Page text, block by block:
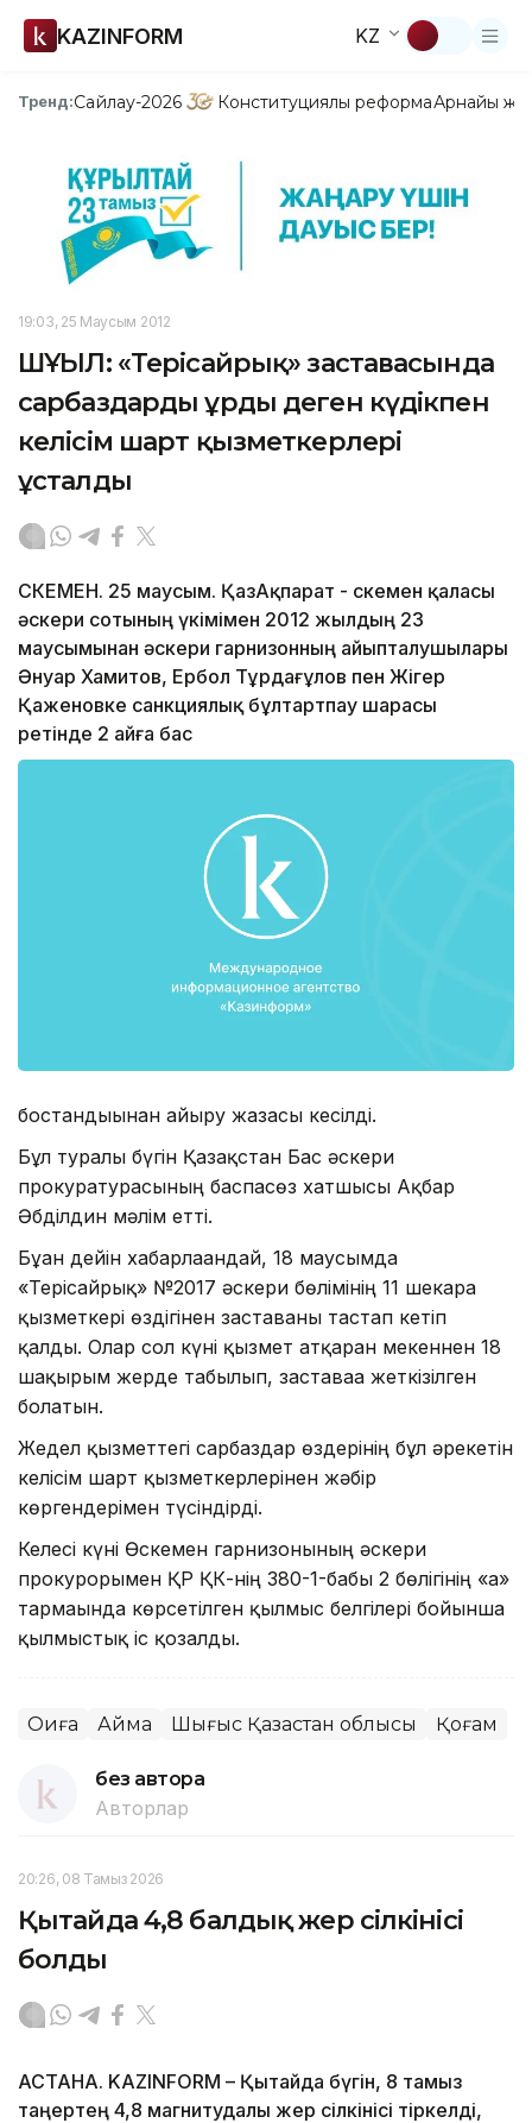
KAZINFORM KZ
Тренд:Сайлау-2026 Конституциялық реформаАрнайы
19:03, 25 Маусым 2012
ШҰҒЫЛ: «Терісайрық» заставасында
сарбаздарды ұрды деген күдікпен
келісім шарт қызметкерлері
ұсталды
ӨСКЕМЕН. 25 маусым. ҚазАқпарат - Өскемен қаласы
әскери сотының үкімімен 2012 жылдың 23
маусымынан әскери гарнизонның айыпталушылары
Әнуар Хамитов, Ербол Тұрдағұлов пен Жігер
Қаженовке санкциялық бұлтартпау шарасы
ретінде 2 айға бас
бостандығынан айыру жазасы кесілді.
Бұл туралы бүгін Қазақстан Бас әскери
прокуратурасының баспасөз хатшысы Ақбар
Әбділдин мәлім етті.
Бұған дейін хабарлағандай, 18 маусымда
«Терісайрық» №2017 әскери бөлімінің 11 шекара
қызметкері өздігінен заставаны тастап кетіп
қалды. Олар сол күні қызмет атқарған мекеннен 18
шақырым жерде табылып, заставаға жеткізілген
болатын.
Жедел қызметтегі сарбаздар өздерінің бұл әрекетін
келісім шарт қызметкерлерінен жәбір
көргендерімен түсіндірді.
Келесі күні Өскемен гарнизонының әскери
прокурорымен ҚР ҚК-нің 380-1-бабы 2 бөлігінің «а»
тармағында көрсетілген қылмыс белгілері бойынша
қылмыстық іс қозғалды.
Оқиға Аймақ Шығыс Қазақстан облысы Қоғам
без автора
Авторлар
20:26, 08 Тамыз 2026
Қытайда 4,8 балдық жер сілкінісі
болды
АСТАНА. KAZINFORM – Қытайда бүгін, 8 тамыз
таңертең 4,8 магнитудалы жер сілкінісі тіркелді,